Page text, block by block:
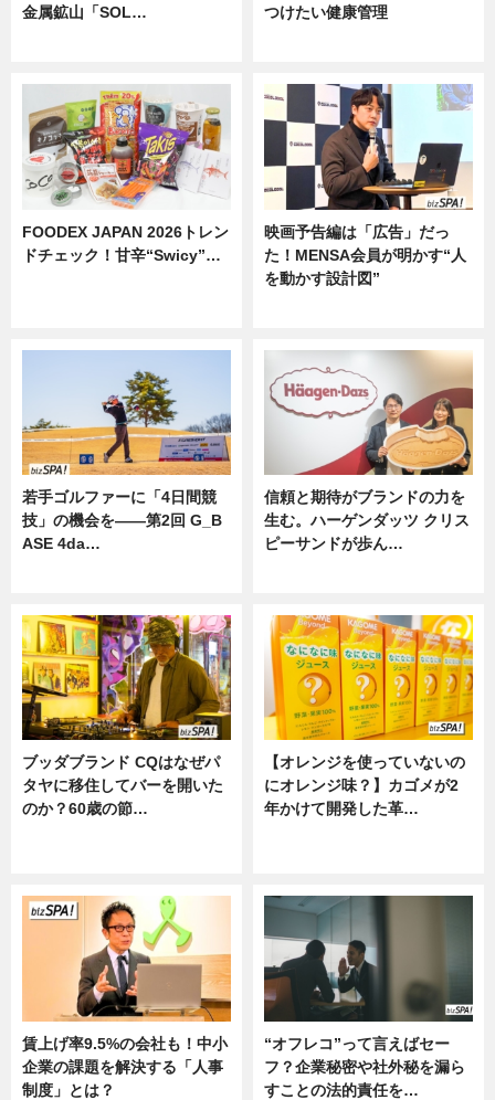
金属鉱山「SOL…
つけたい健康管理
FOODEX JAPAN 2026トレン
ドチェック！甘辛“Swicy”…
映画予告編は「広告」だっ
た！MENSA会員が明かす“人
を動かす設計図”
若手ゴルファーに「4日間競
技」の機会を——第2回 G_B
ASE 4da…
信頼と期待がブランドの力を
生む。ハーゲンダッツ クリス
ピーサンドが歩ん…
ブッダブランド CQはなぜパ
タヤに移住してバーを開いた
のか？60歳の節…
【オレンジを使っていないの
にオレンジ味？】カゴメが2
年かけて開発した革…
賃上げ率9.5%の会社も！中小
企業の課題を解決する「人事
制度」とは？
“オフレコ”って言えばセー
フ？企業秘密や社外秘を漏ら
すことの法的責任を…